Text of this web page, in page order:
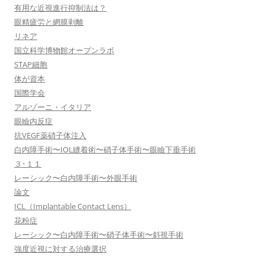
有用な近視進行抑制法は？
眼精疲労と網膜剥離
リネア
国立科学博物館オープンラボ
STAP細胞
体が資本
国際学会
アルゾーニ・イタリア
眼瞼内反症
抗VEGF薬硝子体注入
白内障手術〜IOL縫着術〜硝子体手術〜眼瞼下垂手術
３･１１
レーシック〜白内障手術〜外眼手術
論文
ICL（Implantable Contact Lens）
花粉症
レーシック〜白内障手術〜硝子体手術〜斜視手術
強度近視に対する治療選択